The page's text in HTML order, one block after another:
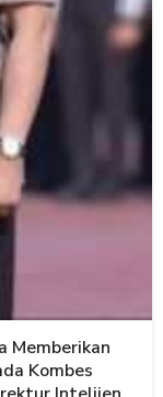
Memberikan
Kombes